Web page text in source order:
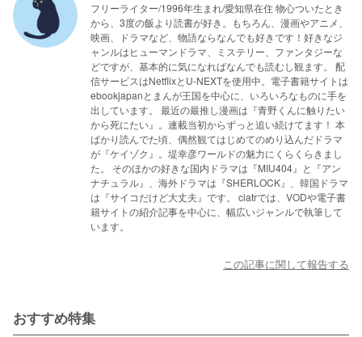
フリーライター/1996年生まれ/愛知県在住 物心ついたとき
から、3度の飯より読書が好き。もちろん、漫画やアニメ、
映画、ドラマなど、物語ならなんでも好きです！好きなジ
ャンルはヒューマンドラマ、ミステリー、ファンタジーな
どですが、基本的に気になればなんでも読むし観ます。 配
信サービスはNetflixとU-NEXTを使用中。電子書籍サイトは
ebookjapanとまんが王国を中心に、いろいろなものに手を
出しています。 最近の最推し漫画は『青野くんに触りたい
から死にたい』。連載当初からずっと追い続けてます！ 本
ばかり読んでた頃、偶然観てはじめてのめり込んだドラマ
が『ケイゾク』。堤幸彦ワールドの魅力にくらくらきまし
た。 そのほかの好きな国内ドラマは『MIU404』と『アン
ナチュラル』、海外ドラマは『SHERLOCK』、韓国ドラマ
は『サイコだけど大丈夫』です。 ciatrでは、VODや電子書
籍サイトの紹介記事を中心に、幅広いジャンルで執筆して
います。
この記事に関して報告する
おすすめ特集